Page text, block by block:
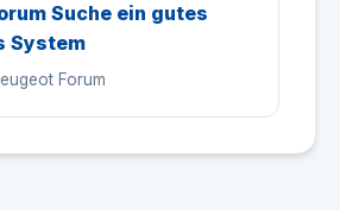
Suche ein gutes
System
Forum